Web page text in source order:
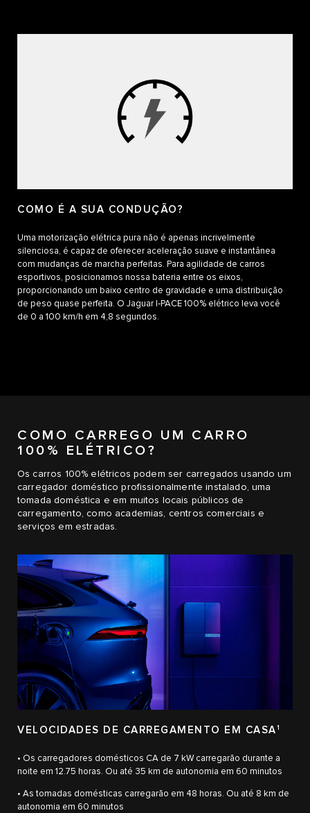
COMO É A SUA CONDUÇÃO?
Uma motorização elétrica pura não é apenas incrivelmente
silenciosa, é capaz de oferecer aceleração suave e instantânea
com mudanças de marcha perfeitas. Para agilidade de carros
esportivos, posicionamos nossa bateria entre os eixos,
proporcionando um baixo centro de gravidade e uma distribuição
de peso quase perfeita. O Jaguar I‑PACE 100% elétrico leva você
de 0 a 100 km/h em 4,8 segundos.
COMO CARREGO UM CARRO
100% ELÉTRICO?
Os carros 100% elétricos podem ser carregados usando um
carregador doméstico profissionalmente instalado, uma
tomada doméstica e em muitos locais públicos de
carregamento, como academias, centros comerciais e
serviços em estradas.
VELOCIDADES DE CARREGAMENTO EM CASA 1
• Os carregadores domésticos CA de 7 kW carregarão durante a
noite em 12.75 horas. Ou até 35 km de autonomia em 60 minutos
• As tomadas domésticas carregarão em 48 horas. Ou até 8 km de
autonomia em 60 minutos